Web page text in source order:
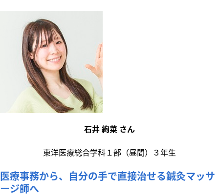
石井 絢菜 さん
東洋医療総合学科１部（昼間）３年生
医療事務から、自分の手で直接治せる鍼灸マッサ
ージ師へ